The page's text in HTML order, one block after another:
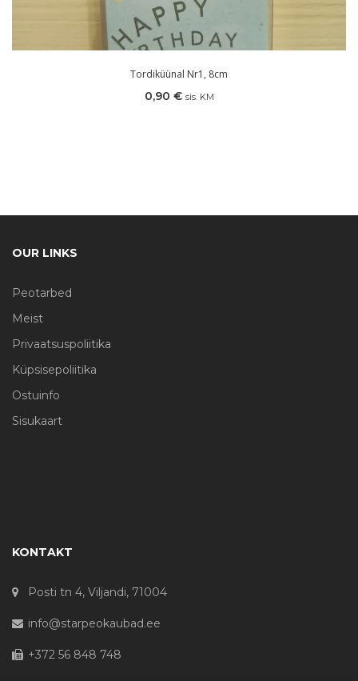
Tordiküünal Nr1, 8cm
0,90 € sis. KM
OUR LINKS
Peotarbed
Meist
Privaatsuspoliitika
Küpsisepoliitika
Ostuinfo
Sisukaart
KONTAKT
Posti tn 4, Viljandi, 71004
info@starpeokaubad.ee
+372 56 848 748